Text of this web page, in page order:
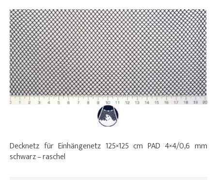
Decknetz für Einhängenetz 125×125 cm PAD 4×4/0,6 mm
schwarz – raschel